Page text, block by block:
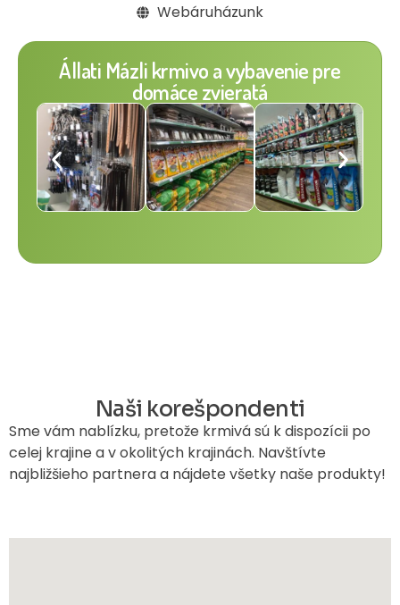
Webáruházunk
Állati Mázli krmivo a vybavenie pre
domáce zvieratá
Naši korešpondenti
Sme vám nablízku, pretože krmivá sú k dispozícii po
celej krajine a v okolitých krajinách. Navštívte
najbližšieho partnera a nájdete všetky naše produkty!